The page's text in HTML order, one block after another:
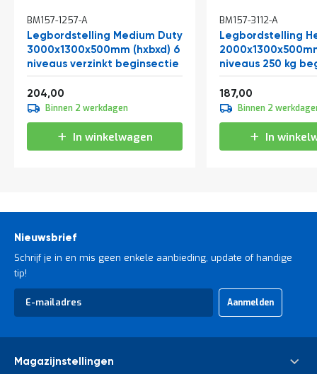
BM157-1257-A
Legbordstelling Medium Duty
3000x1300x500mm (hxbxd) 6
niveaus verzinkt beginsectie
Vanaf
204,00
Binnen 2 werkdagen
In winkelwagen
BM157-3112-A
Legbordstelling
niveaus 250 kg
Vanaf
187,00
Binnen 2
In
Nieuwsbrief
Schrijf je in en mis geen enkele aanbieding, update of handige
tip!
Abonneer
op
Aanmelden
Magazijnstellingen